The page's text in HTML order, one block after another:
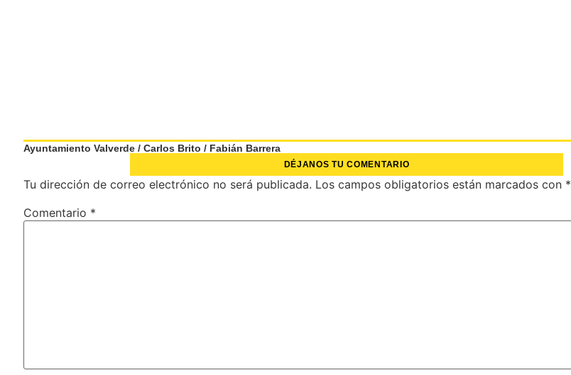
Ayuntamiento Valverde / Carlos Brito / Fabián Barrera
DÉJANOS TU COMENTARIO
Tu dirección de correo electrónico no será publicada. Los campos obligatorios están marcados con *
Comentario *